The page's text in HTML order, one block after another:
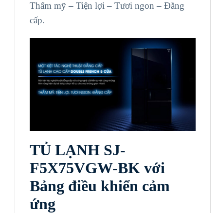
Thẩm mỹ – Tiện lợi – Tươi ngon – Đẳng
cấp.
TỦ LẠNH SJ-
F5X75VGW-BK với
Bảng điều khiển cảm
ứng